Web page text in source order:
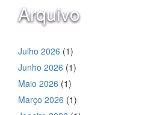
Arquivo
Julho 2026 (1)
Junho 2026 (1)
Maio 2026 (1)
Março 2026 (1)